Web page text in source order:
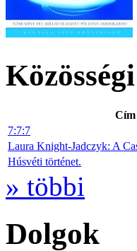
Cím
7:7:7
Laura Knight-Jadczyk: A
Húsvéti történet.
» többi
Dolgok